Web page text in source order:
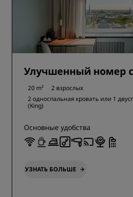
Улучшенный номер
20 m²
2 взрослых
2 односпальная кровать или 1
(King)
Основные удобства
УЗНАТЬ БОЛЬШЕ